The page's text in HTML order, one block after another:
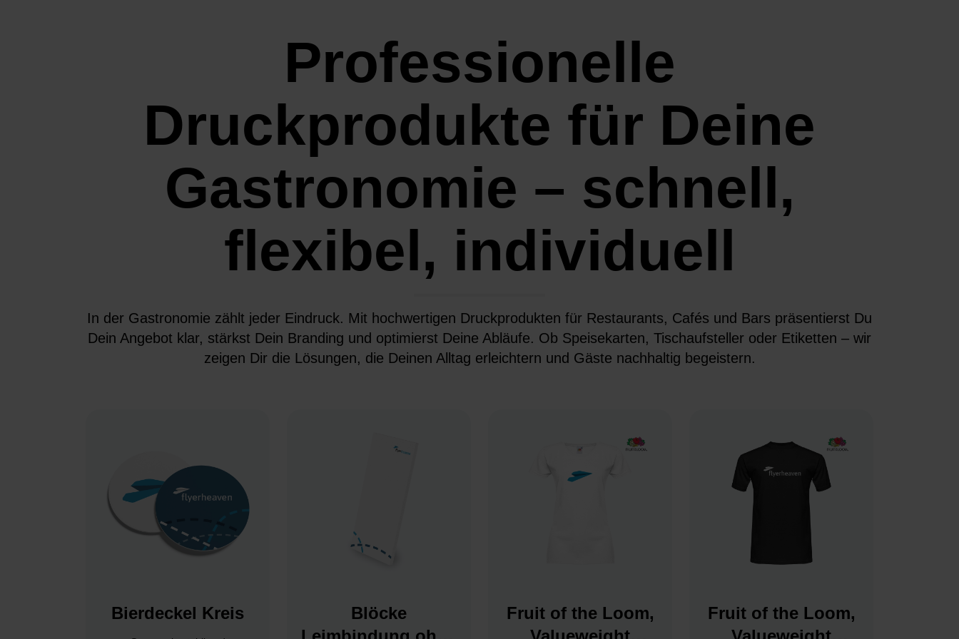
Professionelle
Druckprodukte für Deine
Gastronomie – schnell,
flexibel, individuell
In der Gastronomie zählt jeder Eindruck. Mit hochwertigen Druckprodukten für Restaurants, Cafés und Bars präsentierst Du
Dein Angebot klar, stärkst Dein Branding und optimierst Deine Abläufe. Ob Speisekarten, Tischaufsteller oder Etiketten – wir
zeigen Dir die Lösungen, die Deinen Alltag erleichtern und Gäste nachhaltig begeistern.
Bierdeckel Kreis
Blöcke
Fruit of the Loom,
Fruit of the Loom,